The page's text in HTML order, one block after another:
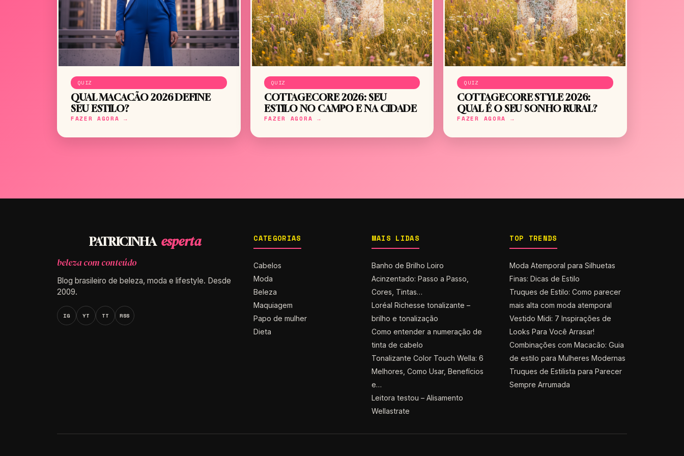
QUIZ
QUAL MACACÃO 2026 DEFINE
SEU ESTILO?
FAZER AGORA →
QUIZ
COTTAGECORE 2026: SEU
ESTILO NO CAMPO E NA CIDADE
FAZER AGORA →
QUIZ
COTTAGECORE STYLE 2026:
QUAL É O SEU SONHO RURAL?
FAZER AGORA →
PATRICINHA esperta
beleza com conteúdo
Blog brasileiro de beleza, moda e lifestyle. Desde
2009.
IG YT TT RSS
CATEGORIAS
Cabelos
Moda
Beleza
Maquiagem
Papo de mulher
Dieta
MAIS LIDAS
Banho de Brilho Loiro
Acinzentado: Passo a Passo,
Cores, Tintas…
Loréal Richesse tonalizante –
brilho e tonalização
Como entender a numeração de
tinta de cabelo
Tonalizante Color Touch Wella: 6
Melhores, Como Usar, Benefícios
e…
Leitora testou – Alisamento
Wellastrate
TOP TRENDS
Moda Atemporal para Silhuetas
Finas: Dicas de Estilo
Truques de Estilo: Como parecer
mais alta com moda atemporal
Vestido Midi: 7 Inspirações de
Looks Para Você Arrasar!
Combinações com Macacão: Guia
de estilo para Mulheres Modernas
Truques de Estilista para Parecer
Sempre Arrumada